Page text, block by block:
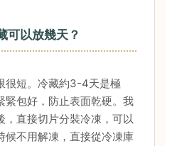
可以放幾天？
很短。冷藏約3-4天是極
緊包好，防止表面乾硬。我
，直接切片分裝冷凍，可以
候不用解凍，直接從冷凍庫